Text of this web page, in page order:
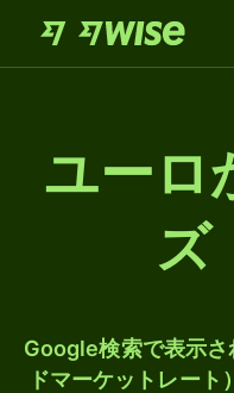
ユーロ
ズ
Google検索で表示さ
ドマーケットレート